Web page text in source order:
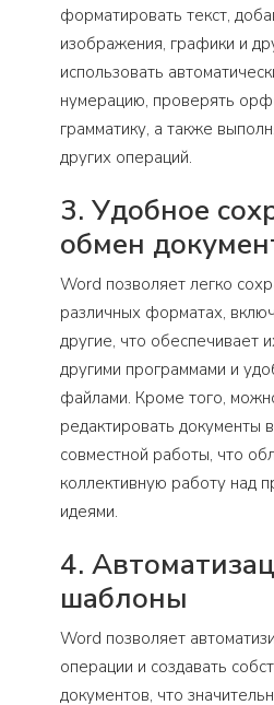
форматировать текст,
изображения, графики и
использовать
нумерацию, проверять
грамматику, а также
других операций.
3. Удобное
обмен
Word позволяет легко
различных форматах,
другие, что обеспечивает
другими программами и
файлами. Кроме того,
редактировать документы
совместной работы, что
коллективную работу над
идеями.
4.
шаблоны
Word позволяет
операции и создавать
документов, что